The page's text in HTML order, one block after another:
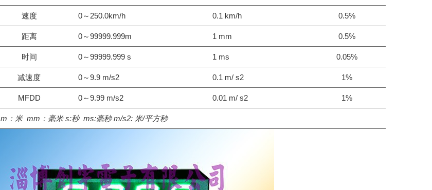
速度 0～250.0km/h 0.1 km/h 0.5%
距离 0～99999.999m 1 mm 0.5%
时间 0～99999.999 s 1 ms 0.05%
减速度 0～9.9 m/s2 0.1 m/ s2 1%
MFDD 0～9.99 m/s2 0.01 m/ s2 1%
m： 米 mm： 毫米s:秒 ms:毫秒m/s2: 米/平方秒